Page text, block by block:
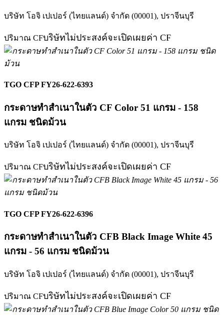
บริษัท โอจิ เปเปอร์ (ไทยแลนด์) จำกัด (00001), ปราจีนบุรี
ปริมาณ CFบริษัทไม่ประสงค์จะเปิดเผยค่า CF
TGO CFP FY26-622-6393
กระดาษทำสำเนาในตัว CF Color 51 แกรม - 158
แกรม ชนิดม้วน
บริษัท โอจิ เปเปอร์ (ไทยแลนด์) จำกัด (00001), ปราจีนบุรี
ปริมาณ CFบริษัทไม่ประสงค์จะเปิดเผยค่า CF
TGO CFP FY26-622-6396
กระดาษทำสำเนาในตัว CFB Black Image White 45
แกรม - 56 แกรม ชนิดม้วน
บริษัท โอจิ เปเปอร์ (ไทยแลนด์) จำกัด (00001), ปราจีนบุรี
ปริมาณ CFบริษัทไม่ประสงค์จะเปิดเผยค่า CF